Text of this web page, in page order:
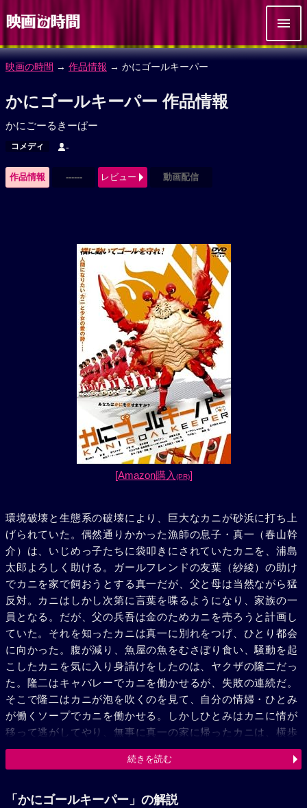
映画の時間 → 作品情報 → かにゴールキーパー
かにゴールキーパー 作品情報
かにごーるきーぱー
コメディ -
作品情報 ------ レビュー 動画配信
[Amazon購入 (PR)]
環境破壊と生態系の破壊により、巨大なカニが砂浜に打ち上
げられていた。偶然通りかかった漁師の息子・真一（春山幹
介）は、いじめっ子たちに袋叩きにされていたカニを、浦島
太郎よろしく助ける。ガールフレンドの友葉（紗綾）の助け
でカニを家で飼おうとする真一だが、父と母は当然ながら猛
反対。カニはしかし次第に言葉を喋るようになり、家族の一
員となる。だが、父の兵吾は金のためカニを売ろうと計画し
ていた。それを知ったカニは真一に別れをつげ、ひとり都会
に向かった。腹が減り、魚屋の魚をむさぼり食い、騒動を起
こしたカニを気に入り身請けをしたのは、ヤクザの隆二だっ
た。隆二はキャバレーでカニを働かせるが、失敗の連続だ。
そこで隆二はカニが泡を吹くのを見て、自分の情婦・ひとみ
が働くソープでカニを働かせる。しかしひとみはカニに情が
移って逃がしてやり、無事に真一の家に帰ったカニは、横歩
きに都合がいいバーテンとして成功する。それを見たプロサ
ッカー東京ゴットハンズ監督の監督・藤村は、カニをゴール
ェアマン・飛山（竹中直人）は猛反対するが、カニは初めて
続きを読む
「かにゴールキーパー」の解説